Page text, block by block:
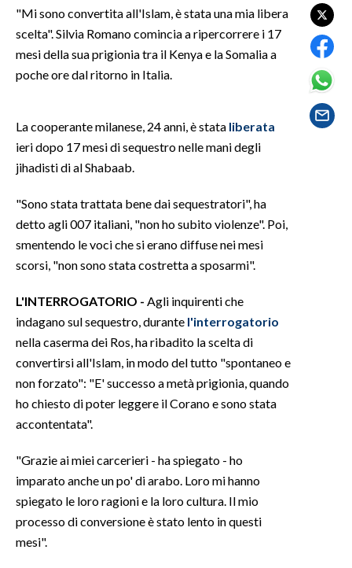
CULTURA
SPETTACOLI
SALUTE
SARDI NEL MONDO
NOTIZIE
EVENTI
#CARAUNIONE
3 MINUTI CON
ABBONATI
ANNUNCI
NECROLOGI
"Mi sono convertita all'Islam, è stata una mia libera
scelta". Silvia Romano comincia a ripercorrere i 17
mesi della sua prigionia tra il Kenya e la Somalia a
poche ore dal ritorno in Italia.
La cooperante milanese, 24 anni, è stata liberata
ieri dopo 17 mesi di sequestro nelle mani degli
jihadisti di al Shabaab.
"Sono stata trattata bene dai sequestratori", ha
detto agli 007 italiani, "non ho subito violenze". Poi,
smentendo le voci che si erano diffuse nei mesi
scorsi, "non sono stata costretta a sposarmi".
L'INTERROGATORIO - Agli inquirenti che
indagano sul sequestro, durante l'interrogatorio
nella caserma dei Ros, ha ribadito la scelta di
convertirsi all'Islam, in modo del tutto "spontaneo e
non forzato": "E' successo a metà prigionia, quando
ho chiesto di poter leggere il Corano e sono stata
accontentata".
"Grazie ai miei carcerieri - ha spiegato - ho
imparato anche un po' di arabo. Loro mi hanno
spiegato le loro ragioni e la loro cultura. Il mio
processo di conversione è stato lento in questi
mesi".